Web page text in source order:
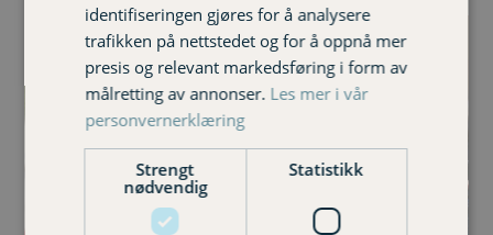
identifiseringen gjøres for å analysere
trafikken på nettstedet og for å oppnå mer
presis og relevant markedsføring i form av
målretting av annonser. Les mer i vår
personvernerklæring
Strengt
nødvendig
Statistikk